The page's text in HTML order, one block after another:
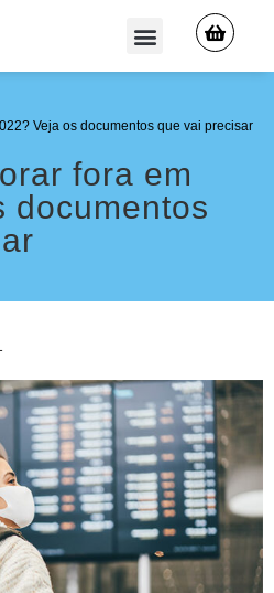
Veja os documentos que vai precisar
fora em
documentos